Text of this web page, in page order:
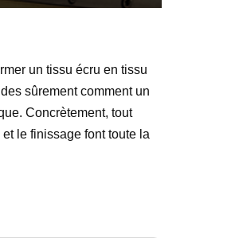
un tissu écru en tissu
sûrement comment un
Concrètement, tout
le finissage font toute la